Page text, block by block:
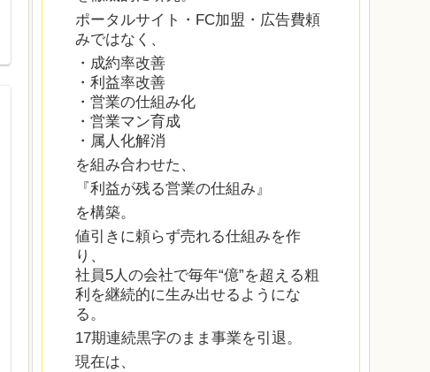
ポータルサイト・FC加盟・広告費頼
みではなく、
・成約率改善
・利益率改善
・営業の仕組み化
・営業マン育成
・属人化解消
を組み合わせた、
『利益が残る営業の仕組み』
を構築。
値引きに頼らず売れる仕組みを作
り、
社員5人の会社で毎年“億”を超える粗
利を継続的に生み出せるようにな
る。
17期連続黒字のまま事業を引退。
現在は、